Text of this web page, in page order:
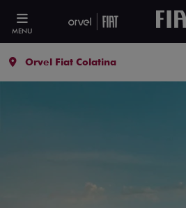
MENU
Orvel Fiat Colatina